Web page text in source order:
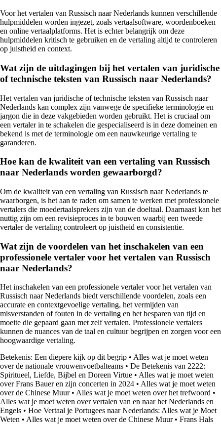
Voor het vertalen van Russisch naar Nederlands kunnen verschillende
hulpmiddelen worden ingezet, zoals vertaalsoftware, woordenboeken
en online vertaalplatforms. Het is echter belangrijk om deze
hulpmiddelen kritisch te gebruiken en de vertaling altijd te controleren
op juistheid en context.
Wat zijn de uitdagingen bij het vertalen van juridische
of technische teksten van Russisch naar Nederlands?
Het vertalen van juridische of technische teksten van Russisch naar
Nederlands kan complex zijn vanwege de specifieke terminologie en
jargon die in deze vakgebieden worden gebruikt. Het is cruciaal om
een vertaler in te schakelen die gespecialiseerd is in deze domeinen en
bekend is met de terminologie om een nauwkeurige vertaling te
garanderen.
Hoe kan de kwaliteit van een vertaling van Russisch
naar Nederlands worden gewaarborgd?
Om de kwaliteit van een vertaling van Russisch naar Nederlands te
waarborgen, is het aan te raden om samen te werken met professionele
vertalers die moedertaalsprekers zijn van de doeltaal. Daarnaast kan het
nuttig zijn om een revisieproces in te bouwen waarbij een tweede
vertaler de vertaling controleert op juistheid en consistentie.
Wat zijn de voordelen van het inschakelen van een
professionele vertaler voor het vertalen van Russisch
naar Nederlands?
Het inschakelen van een professionele vertaler voor het vertalen van
Russisch naar Nederlands biedt verschillende voordelen, zoals een
accurate en contextgevoelige vertaling, het vermijden van
misverstanden of fouten in de vertaling en het besparen van tijd en
moeite die gepaard gaan met zelf vertalen. Professionele vertalers
kunnen de nuances van de taal en cultuur begrijpen en zorgen voor een
hoogwaardige vertaling.
Betekenis: Een diepere kijk op dit begrip • Alles wat je moet weten
over de nationale vrouwenvoetbalteams • De Betekenis van 2222:
Spiritueel, Liefde, Bijbel en Doreen Virtue • Alles wat je moet weten
over Frans Bauer en zijn concerten in 2024 • Alles wat je moet weten
over de Chinese Muur• Alles wat je moet weten over het trefwoord •
Alles wat je moet weten over vertalen van en naar het Nederlands en
Engels • Hoe Vertaal je Portugees naar Nederlands: Alles wat je Moet
Weten • Alles wat je moet weten over de Chinese Muur• Frans Hals